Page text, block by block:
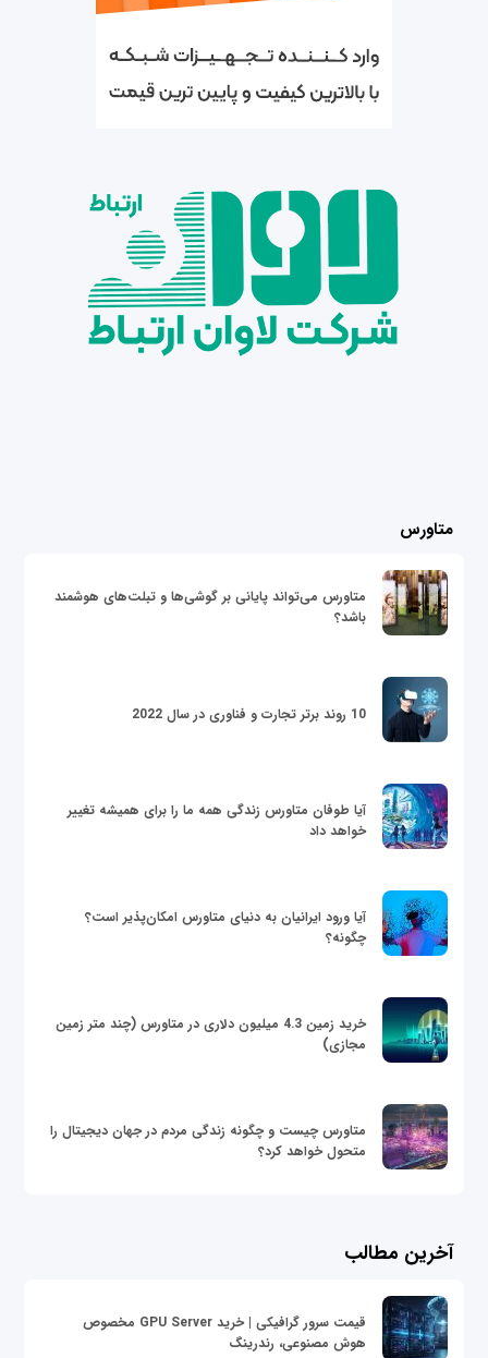
متاورس
متاورس می‌تواند پایانی بر گوشی‌ها و تبلت‌های هوشمند
باشد؟
10 روند برتر تجارت و فناوری در سال 2022
آیا طوفان متاورس زندگی همه ما را برای همیشه تغییر
خواهد داد
آیا ورود ایرانیان به دنیای متاورس امکان‌پذیر است؟
چگونه؟
خرید زمین 4.3 میلیون دلاری در متاورس (چند متر زمین
مجازی)
متاورس چیست و چگونه زندگی مردم در جهان دیجیتال را
متحول خواهد کرد؟
آخرین مطالب
قیمت سرور گرافیکی | خرید GPU Server مخصوص
هوش مصنوعی، رندرینگ